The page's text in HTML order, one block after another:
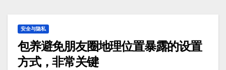
安全与隐私
包养避免朋友圈地理位置暴露的设置
方式，非常关键